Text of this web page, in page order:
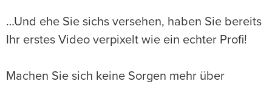
…Und ehe Sie sichs versehen, haben Sie bereits
Ihr erstes Video verpixelt wie ein echter Profi!
Machen Sie sich keine Sorgen mehr über